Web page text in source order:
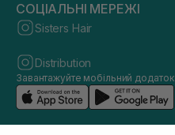
СОЦІАЛЬНІ МЕРЕЖІ
Sisters Hair
Distribution
Завантажуйте мобільний додаток